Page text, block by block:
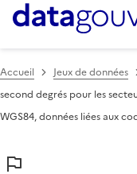
Accueil Jeux de données
second degrés pour les
WGS84, données liées aux